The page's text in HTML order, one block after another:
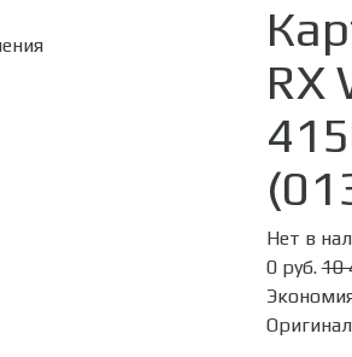
RX
Нет в
0 руб. 10